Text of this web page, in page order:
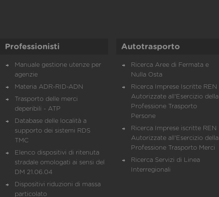
Professionisti
Manuale gestione utenze per
agenzie
Materia ADR-RID-ADN
Trasporto delle merci
deperibili - ATP
Database delle località a
supporto dei sistemi RDS
TMC
Elenco dispositivi di ritenuta
stradale omologati ai sensi del
DM 21.06.04
Dispositivi riduzioni di massa
particolato
Autotrasporto
Ricerca Aree di Fermata e
Nulla Osta
Ricerca Imprese Iscritte REN
Autorizzate all'Esercizio della
Professione Trasporto
Persone
Ricerca Imprese iscritte REN
Autorizzate all'Esercizio della
Professione Trasporto Merci
Ricerca Servizi di Linea
Interregionali